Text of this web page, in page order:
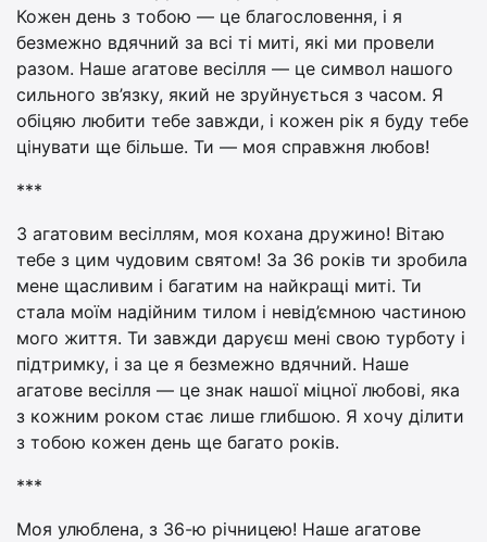
Кожен день з тобою — це благословення, і я
безмежно вдячний за всі ті миті, які ми провели
разом. Наше агатове весілля — це символ нашого
сильного зв’язку, який не зруйнується з часом. Я
обіцяю любити тебе завжди, і кожен рік я буду тебе
цінувати ще більше. Ти — моя справжня любов!
***
З агатовим весіллям, моя кохана дружино! Вітаю
тебе з цим чудовим святом! За 36 років ти зробила
мене щасливим і багатим на найкращі миті. Ти
стала моїм надійним тилом і невід’ємною частиною
мого життя. Ти завжди даруєш мені свою турботу і
підтримку, і за це я безмежно вдячний. Наше
агатове весілля — це знак нашої міцної любові, яка
з кожним роком стає лише глибшою. Я хочу ділити
з тобою кожен день ще багато років.
***
Моя улюблена, з 36-ю річницею! Наше агатове